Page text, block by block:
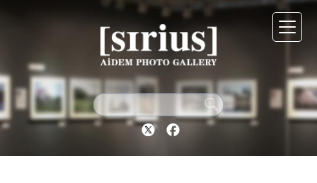
Twitter Facebook
シリウスについて
展示スケジュール